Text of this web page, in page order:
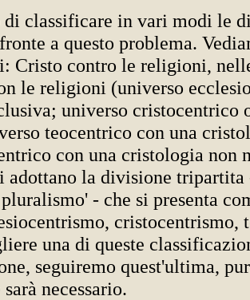
di classificare in vari modi le
a questo problema.
Cristo contro le religioni,
le religioni (universo
universo cristocentrico
teocentrico con una
con una cristologia non
adottano la divisione tripartita
- che si presenta
cristocentrismo,
una di queste
seguiremo quest'ultima,
necessario.